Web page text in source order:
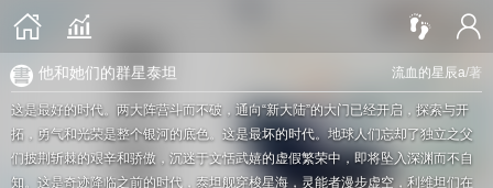
流血的星辰a/著
他和她们的群星泰坦
这是最好的时代。两大阵营斗而不破，通向“新大陆”的大门已经开启，探索与开
拓，勇气和光荣是整个银河的底色。这是最坏的时代。地球人们忘却了独立之父
们披荆斩棘的艰辛和骄傲，沉迷于文恬武嬉的虚假繁荣中，即将坠入深渊而不自
知。这是奇迹降临之前的时代，泰坦舰穿梭星海，灵能者漫步虚空，利维坦们在